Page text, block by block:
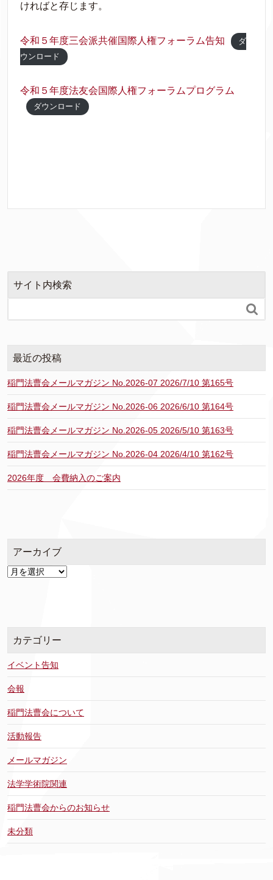
ければと存じます。
令和５年度三会派共催国際人権フォーラム告知
ダ
ウンロード
令和５年度法友会国際人権フォーラムプログラム
ダウンロード
サイト内検索

最近の投稿
稲門法曹会メールマガジン No.2026-07 2026/7/10 第165号
稲門法曹会メールマガジン No.2026-06 2026/6/10 第164号
稲門法曹会メールマガジン No.2026-05 2026/5/10 第163号
稲門法曹会メールマガジン No.2026-04 2026/4/10 第162号
2026年度 会費納入のご案内
アーカイブ
ア
カテゴリー
イベント告知
会報
稲門法曹会について
活動報告
メールマガジン
法学学術院関連
稲門法曹会からのお知らせ
未分類